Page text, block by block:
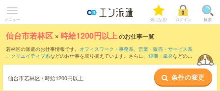
メニュー 気になる! ログイン 検索
仙台市若林区 × 時給1200円以上のお仕事一覧
若林区の派遣のお仕事情報です。 オフィスワーク・事務系、 営業・販売・サービス系
、 クリエイティブ系などのお仕事を取り揃えています。さらに、 短期 ・ 単発などの期
仙台市若林区 / 時給1200円以上 条件の変更